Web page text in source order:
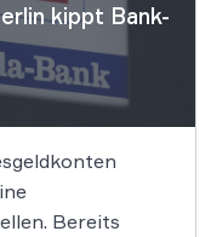
kippt Bank-
Bereits